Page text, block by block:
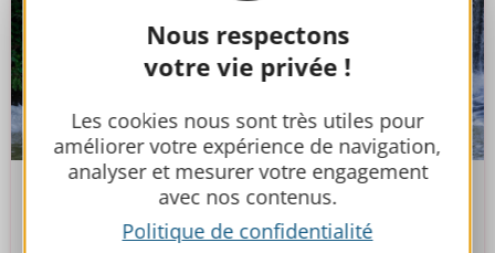
Nous respectons
votre vie privée !
Les cookies nous sont très utiles pour
améliorer votre expérience de navigation,
analyser et mesurer votre engagement
avec nos contenus.
Politique de confidentialité
Canoë sur la Baïse de Mirande à
Saint-Michel